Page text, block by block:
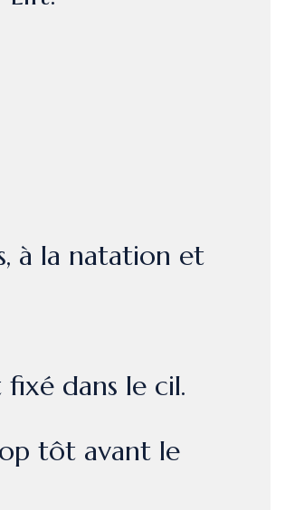
à la natation et
dans le cil.
tôt avant le